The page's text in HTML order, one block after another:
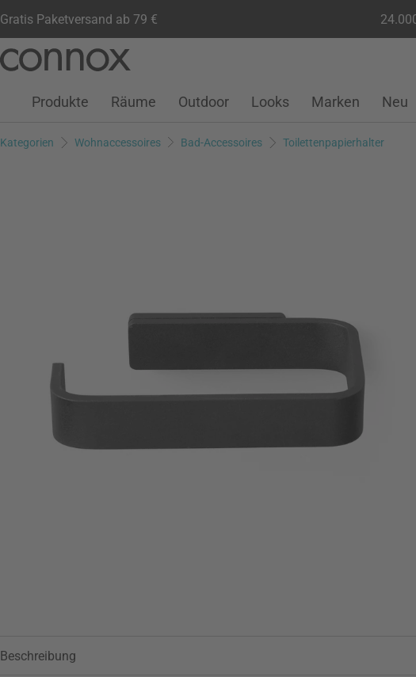
Gratis Paketversand ab 79 €
Seiteninhalt
Suchfeld
Kundenkonto
Wunschliste
Warenkorb
Produkte Räume Outdoor Looks Marken Neu
Kategorien Wohnaccessoires Bad-Accessoires Toilettenpapierhalter
Beschreibung